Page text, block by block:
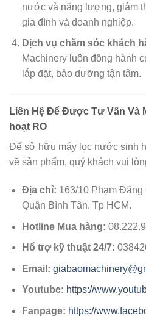
nước và năng lượng, giảm
gia đình và doanh nghiệp.
Dịch vụ chăm sóc khách
Machinery luôn đồng hành
lắp đặt, bảo dưỡng tận tâm.
Liên Hệ Để Được Tư Vấn Và
hoạt RO
Để sở hữu máy lọc nước sinh
về sản phẩm, quý khách vui
Địa chỉ: 163/10 Phạm
Quận Bình Tân, Tp HCM.
Hotline Mua hàng:
Hổ trợ kỹ thuật 24/7:
Email:
Youtube: https://
Fanpage: https://